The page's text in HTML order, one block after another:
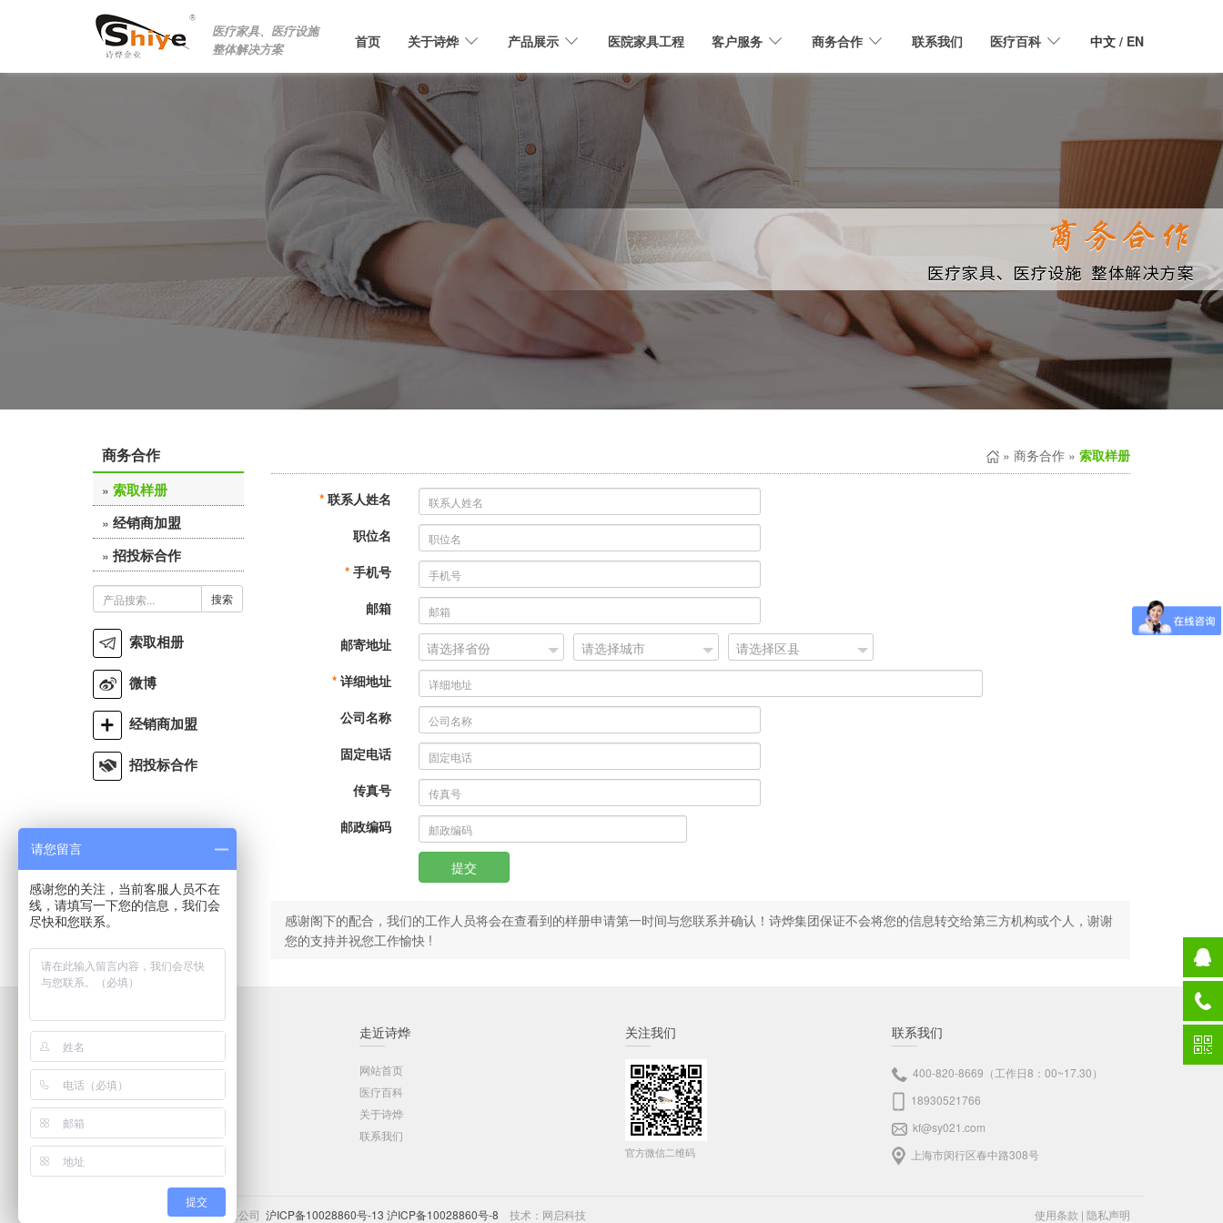
医疗家具、医疗设施
整体解决方案
首页 关于诗烨 产品展示 医院家具工程 客户服务 商务合作 联系我们 医疗百科 中文 / EN
商务合作
» 索取样册
» 经销商加盟
» 招投标合作
搜索
索取相册
微博
经销商加盟
招投标合作
» 商务合作 » 索取样册
* 联系人姓名
职位名
* 手机号
邮箱
邮寄地址
请选择省份 请选择城市
请选择区县
* 详细地址
公司名称
固定电话
传真号
邮政编码
提交
感谢阁下的配合，我们的工作人员将会在查看到的样册申请第一时间与您联系并确认！诗烨集团保证不会将您的信息转交给第三方机构或个人，谢谢
您的支持并祝您工作愉快 !
品牌中心
医用家具系列
客户服务
医院家具工程
商务合作
走近诗烨
网站首页
医疗百科
关于诗烨
联系我们
关注我们
官方微信二维码
联系我们
400-820-8669（工作日8：00~17.30）
18930521766
kf@sy021.com
上海市闵行区春中路308号
© 2026上海诗烨企业发展有限公司 沪ICP备10028860号-13 沪ICP备10028860号-8 技术： 网启科技 使用条款 | 隐私声明
请您留言
感谢您的关注，当前客服人员不在
线，请填写一下您的信息，我们会
尽快和您联系。
提交